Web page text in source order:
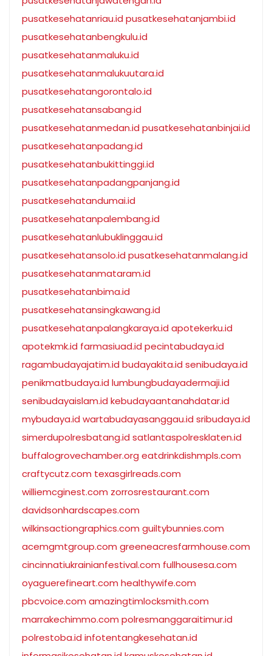
pusatkesehatanriau.id pusatkesehatanjambi.id
pusatkesehatanbengkulu.id
pusatkesehatanmaluku.id
pusatkesehatanmalukuutara.id
pusatkesehatangorontalo.id
pusatkesehatansabang.id
pusatkesehatanmedan.id pusatkesehatanbinjai.id
pusatkesehatanpadang.id
pusatkesehatanbukittinggi.id
pusatkesehatanpadangpanjang.id
pusatkesehatandumai.id
pusatkesehatanpalembang.id
pusatkesehatanlubuklinggau.id
pusatkesehatansolo.id pusatkesehatanmalang.id
pusatkesehatanmataram.id
pusatkesehatanbima.id
pusatkesehatansingkawang.id
pusatkesehatanpalangkaraya.id apotekerku.id
apotekmk.id farmasiuad.id pecintabudaya.id
ragambudayajatim.id budayakita.id senibudaya.id
penikmatbudaya.id lumbungbudayadermaji.id
senibudayaislam.id kebudayaantanahdatar.id
mybudaya.id wartabudayasanggau.id sribudaya.id
simerdupolresbatang.id satlantaspolresklaten.id
buffalogrovechamber.org eatdrinkdishmpls.com
craftycutz.com texasgirlreads.com
williemcginest.com zorrosrestaurant.com
davidsonhardscapes.com
wilkinsactiongraphics.com guiltybunnies.com
acemgmtgroup.com greeneacresfarmhouse.com
cincinnatiukrainianfestival.com fullhousesa.com
oyaguerefineart.com healthywife.com
pbcvoice.com amazingtimlocksmith.com
marrakechimmo.com polresmanggaraitimur.id
polrestoba.id infotentangkesehatan.id